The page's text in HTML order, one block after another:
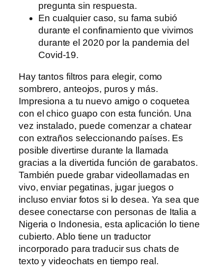
pregunta sin respuesta.
En cualquier caso, su fama subió
durante el confinamiento que vivimos
durante el 2020 por la pandemia del
Covid-19.
Hay tantos filtros para elegir, como
sombrero, anteojos, puros y más.
Impresiona a tu nuevo amigo o coquetea
con el chico guapo con esta función. Una
vez instalado, puede comenzar a chatear
con extraños seleccionando países. Es
posible divertirse durante la llamada
gracias a la divertida función de garabatos.
También puede grabar videollamadas en
vivo, enviar pegatinas, jugar juegos o
incluso enviar fotos si lo desea. Ya sea que
desee conectarse con personas de Italia a
Nigeria o Indonesia, esta aplicación lo tiene
cubierto. Ablo tiene un traductor
incorporado para traducir sus chats de
texto y videochats en tiempo real.